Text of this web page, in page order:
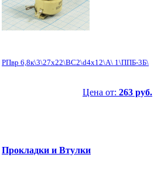
РПвр 6,8к\3\27x22\ВС2\d4x12\А\ 1\ППБ-3Б\
Цена от: 263 руб.
Прокладки и Втулки